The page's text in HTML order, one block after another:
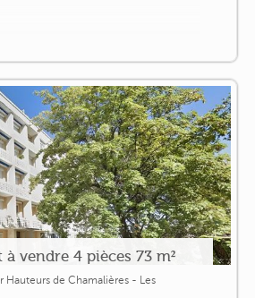
vendre 4 pièces 73 m²
Hauteurs de Chamalières - Les